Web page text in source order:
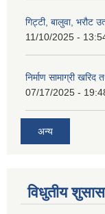
गिट्टी, बालुवा, भरौट
11/10/2025 -
निर्माण सामाग्री
07/17/2025 -
अन्य
विधुतीय